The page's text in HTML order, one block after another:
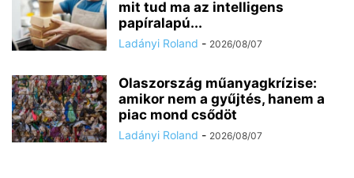
mit tud ma az intelligens
papíralapú...
Ladányi Roland - 2026/08/07
Olaszország műanyagkrízise:
amikor nem a gyűjtés, hanem a
piac mond csődöt
Ladányi Roland - 2026/08/07